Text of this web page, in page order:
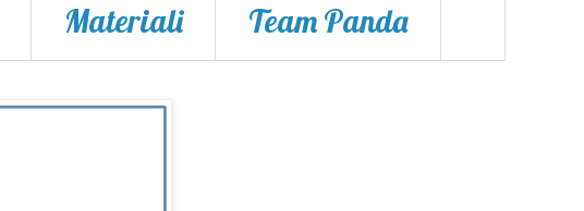
Materiali Team Panda